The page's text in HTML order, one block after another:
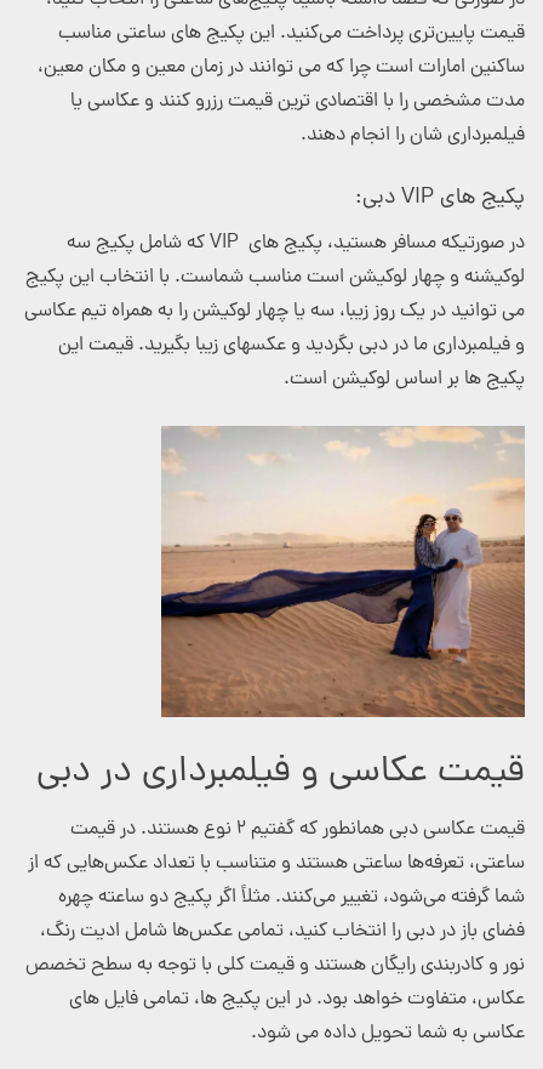
قیمت پایین‌تری پرداخت می‌کنید. این پکیج های ساعتی مناسب
ساکنین امارات است چرا که می توانند در زمان معین و مکان معین،
مدت مشخصی را با اقتصادی ترین قیمت رزرو کنند و عکاسی یا
فیلمبرداری شان را انجام دهند.
پکیج های VIP دبی:
در صورتیکه مسافر هستید، پکیج های VIPکه شامل پکیج سه
لوکیشنه و چهار لوکیشن است مناسب شماست. با انتخاب این پکیج
می توانید در یک روز زیبا، سه یا چهار لوکیشن را به همراه تیم عکاسی
و فیلمبرداری ما در دبی بگردید و عکسهای زیبا بگیرید. قیمت این
پکیج ها بر اساس لوکیشن است.
قیمت عکاسی و فیلمبرداری در دبی
قیمت عکاسی دبی همانطور که گفتیم ۲ نوع هستند. در قیمت
ساعتی، تعرفه‌ها ساعتی هستند و متناسب با تعداد عکس‌هایی که از
شما گرفته می‌شود، تغییر می‌کنند. مثلاً اگر پکیج دو ساعته چهره
فضای باز در دبی را انتخاب کنید، تمامی عکس‌ها شامل ادیت رنگ،
نور و کادربندی رایگان هستند و قیمت کلی با توجه به سطح تخصص
عکاس، متفاوت خواهد بود. در این پکیج ها، تمامی فایل های
عکاسی به شما تحویل داده می شود.